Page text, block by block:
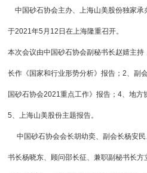
中国砂石协会主办、 上海山美股份独家承
于2021年5月12日在上海隆重召开。
本次会议由中国砂石协会副秘书长赵婧主
长作《国家和行业形势分析》报告；2、副
国砂石协会2021重点工作》报告；4、地方
5、 上海山美股份主题报告。
中国砂石协会会长胡幼奕、副会长杨安
书长杨晓东、顾问邵长征、兼职副秘书长